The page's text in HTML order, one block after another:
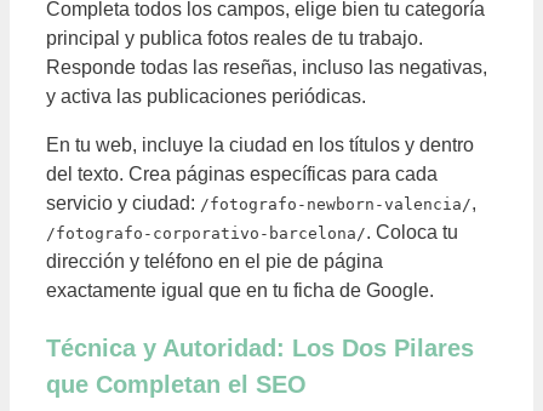
Completa todos los campos, elige bien tu categoría
principal y publica fotos reales de tu trabajo.
Responde todas las reseñas, incluso las negativas,
y activa las publicaciones periódicas.
En tu web, incluye la ciudad en los títulos y dentro
del texto. Crea páginas específicas para cada
servicio y ciudad: /fotografo-newborn-valencia/,
/fotografo-corporativo-barcelona/. Coloca tu
dirección y teléfono en el pie de página
exactamente igual que en tu ficha de Google.
Técnica y Autoridad: Los Dos Pilares
que Completan el SEO